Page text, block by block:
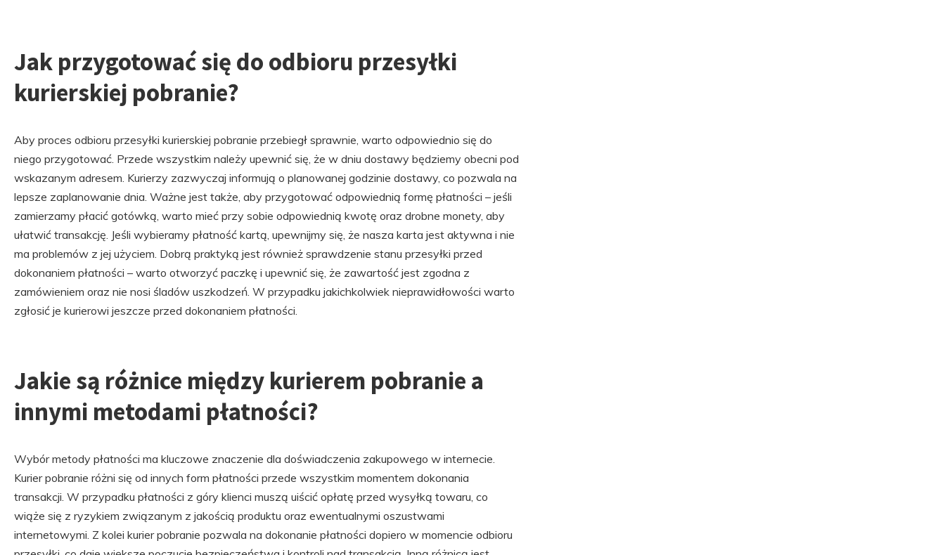
Jak przygotować się do odbioru przesyłki
kurierskiej pobranie?
Aby proces odbioru przesyłki kurierskiej pobranie przebiegł sprawnie, warto odpowiednio się do
niego przygotować. Przede wszystkim należy upewnić się, że w dniu dostawy będziemy obecni pod
wskazanym adresem. Kurierzy zazwyczaj informują o planowanej godzinie dostawy, co pozwala na
lepsze zaplanowanie dnia. Ważne jest także, aby przygotować odpowiednią formę płatności – jeśli
zamierzamy płacić gotówką, warto mieć przy sobie odpowiednią kwotę oraz drobne monety, aby
ułatwić transakcję. Jeśli wybieramy płatność kartą, upewnijmy się, że nasza karta jest aktywna i nie
ma problemów z jej użyciem. Dobrą praktyką jest również sprawdzenie stanu przesyłki przed
dokonaniem płatności – warto otworzyć paczkę i upewnić się, że zawartość jest zgodna z
zamówieniem oraz nie nosi śladów uszkodzeń. W przypadku jakichkolwiek nieprawidłowości warto
zgłosić je kurierowi jeszcze przed dokonaniem płatności.
Jakie są różnice między kurierem pobranie a
innymi metodami płatności?
Wybór metody płatności ma kluczowe znaczenie dla doświadczenia zakupowego w internecie.
Kurier pobranie różni się od innych form płatności przede wszystkim momentem dokonania
transakcji. W przypadku płatności z góry klienci muszą uiścić opłatę przed wysyłką towaru, co
wiąże się z ryzykiem związanym z jakością produktu oraz ewentualnymi oszustwami
internetowymi. Z kolei kurier pobranie pozwala na dokonanie płatności dopiero w momencie odbioru